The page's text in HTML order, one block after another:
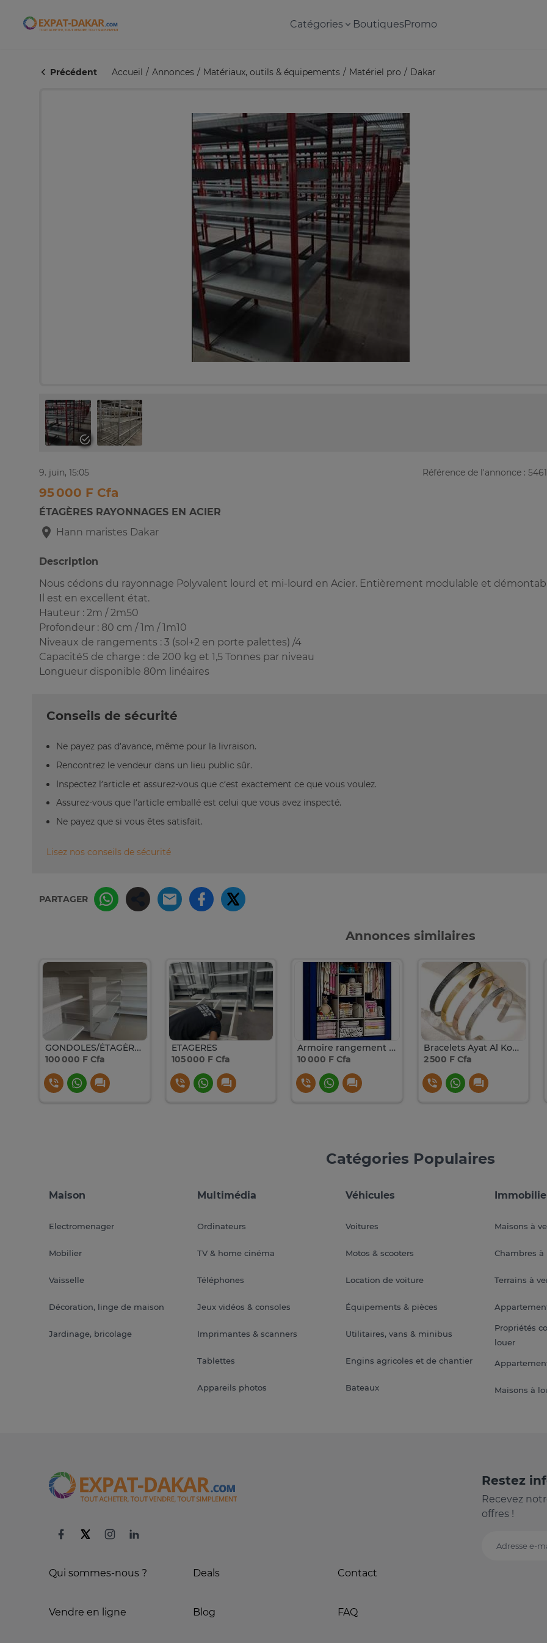
Expat-Dakar Catégories BoutiquesPromo
Précédent Accueil Annonces Matériaux, outils & équipements Matériel pro Dakar
9. juin, 15:05 Référence de l'annonce :
95 000 F Cfa
ÉTAGÈRES RAYONNAGES EN ACIER
Hann maristes Dakar
Description
Nous cédons du rayonnage Polyvalent lourd et mi-lourd en Acier. Entièrement modulable et
Il est en excellent état.
Hauteur : 2m / 2m50
Profondeur : 80 cm / 1m / 1m10
Niveaux de rangements : 3 (sol+2 en porte palettes) /4
CapacitéS de charge : de 200 kg et 1,5 Tonnes par niveau
Longueur disponible 80m linéaires
Conseils de sécurité
Ne payez pas d’avance, même pour la livraison.
Rencontrez le vendeur dans un lieu public sûr.
Inspectez l’article et assurez-vous que c’est exactement ce que vous voulez.
Assurez-vous que l’article emballé est celui que vous avez inspecté.
Ne payez que si vous êtes satisfait.
Lisez nos conseils de sécurité
PARTAGER
Annonces similaires
GONDOLES/ÉTAGÈRES EN ACIER POUR SUPERMARCHÉ
100 000 F Cfa
ETAGERES
105 000 F Cfa
Armoire rangement en tissu avec étagères
10 000 F Cfa
Bracelets Ayat Al Koursiyou en acier inoxydable
2 500 F Cfa
Catégories Populaires
Maison
Electromenager
Mobilier
Vaisselle
Décoration, linge de maison
Jardinage, bricolage
Multimédia
Ordinateurs
TV & home cinéma
Téléphones
Jeux vidéos & consoles
Imprimantes & scanners
Tablettes
Appareils photos
Véhicules
Voitures
Motos & scooters
Location de voiture
Équipements & pièces
Utilitaires, vans & minibus
Engins agricoles et de chantier
Bateaux
Maisons à
Chambres à
Terrains à
Propriétés
louer
Maisons à
Qui sommes-nous ?
Vendre en ligne
Deals
Blog
Contact
FAQ
Restez
Recevez
offres !
Adresse e-